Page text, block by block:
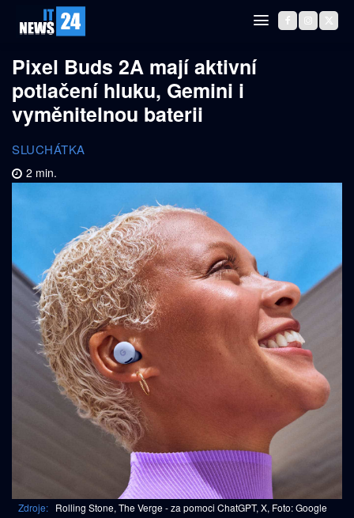
Pixel Buds 2A mají aktivní
potlačení hluku, Gemini i
vyměnitelnou baterii
SLUCHÁTKA
2 min.
Zdroje: Rolling Stone, The Verge - za pomoci ChatGPT, X, Foto: Google